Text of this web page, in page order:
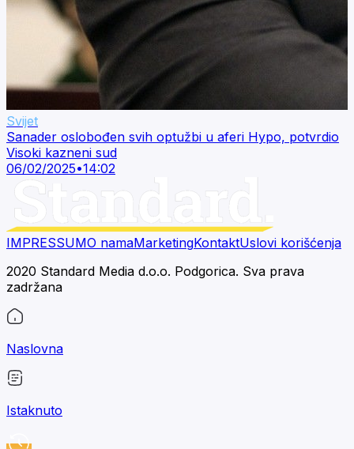
Svijet
Sanader oslobođen svih optužbi u aferi Hypo, potvrdio
Visoki kazneni sud
06/02/2025•14:02
IMPRESSUMO namaMarketingKontaktUslovi korišćenja
2020 Standard Media d.o.o. Podgorica. Sva prava
zadržana
Naslovna
Istaknuto